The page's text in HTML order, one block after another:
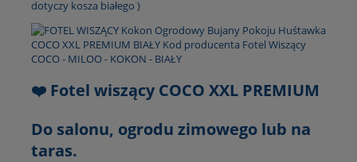
dotyczy kosza białego )
❤️ Fotel wiszący COCO XXL PREMIUM
Do salonu, ogrodu zimowego lub na
taras.